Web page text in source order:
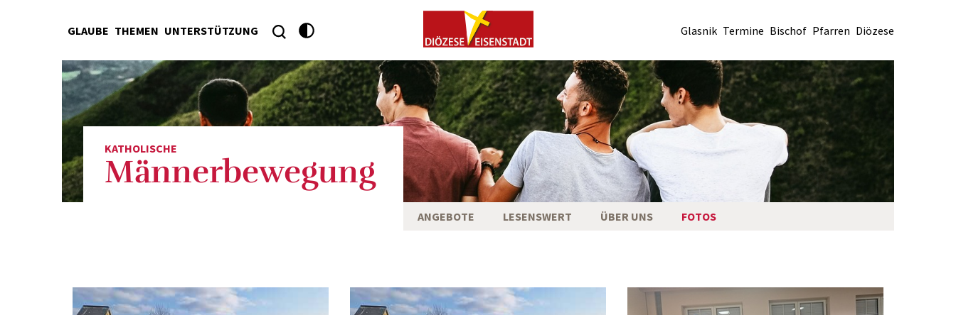
GLAUBE THEMEN UNTERSTÜTZUNG Glasnik Termine Bischof Pfarren Diözese
KATHOLISCHE
Männerbewegung
ANGEBOTE LESENSWERT ÜBER UNS FOTOS